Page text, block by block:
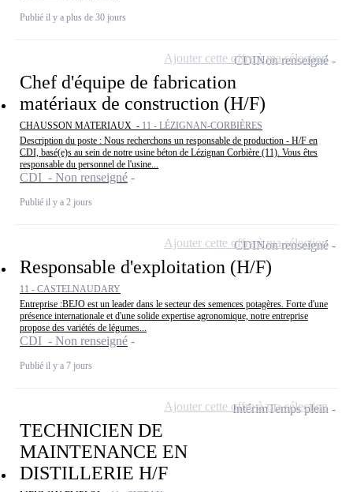
Publié il y a plus de 30 jours
Chef d'équipe de fabrication
matériaux de construction (H/F)
CHAUSSON MATERIAUX - 11 - LÉZIGNAN-CORBIÈRES
Description du poste : Nous recherchons un responsable de production - H/F en
CDI, basé(e)s au sein de notre usine béton de Lézignan Corbière (11). Vous êtes
responsable du personnel de l'usine...
CDI - Non renseigné
Publié il y a 2 jours
CDINon renseigné
Ajouter cette offre à ma sélection
Responsable d'exploitation (H/F)
11 - CASTELNAUDARY
Entreprise :BEJO est un leader dans le secteur des semences potagères. Forte d'une
présence internationale et d'une solide expertise agronomique, notre entreprise
propose des variétés de légumes...
CDI - Non renseigné
Publié il y a 7 jours
CDINon renseigné
Ajouter cette offre à ma sélection
TECHNICIEN DE
MAINTENANCE EN
DISTILLERIE H/F
IntérimTemps plein
Ajouter cette offre à ma sélection